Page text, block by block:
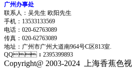
广州办事处
联系人：吴先生 欧阳先生
手机：13533133569
电话：020-62763089
传真：020-62763089
地址： 广州市广州大道南964号C区813室.
QQ：2395399893
Copyright@ 2003-2024 上海香蕉色